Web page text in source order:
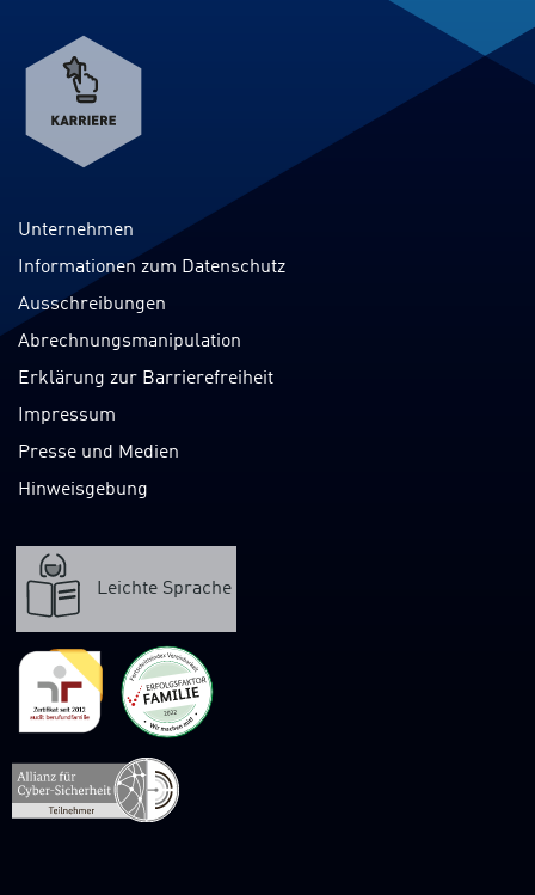
Verweis
zum
Karriereportal
Unternehmen
Informationen zum Datenschutz
Ausschreibungen
Abrechnungsmanipulation
Erklärung zur Barrierefreiheit
Impressum
Presse und Medien
Hinweisgebung
Leichte Sprache
Verweis
zur
Webpräsenz